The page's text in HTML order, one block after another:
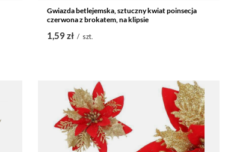
Gwiazda betlejemska, sztuczny kwiat poinsecja
czerwona z brokatem, na klipsie
1,59 zł / szt.